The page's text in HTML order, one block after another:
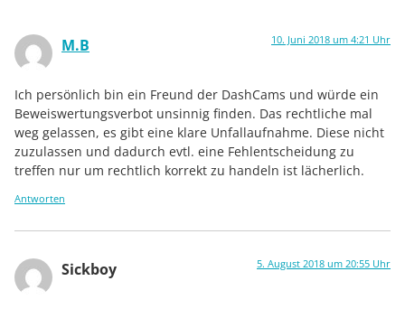
M.B 10. Juni 2018 um 4:21 Uhr
Ich persönlich bin ein Freund der DashCams und würde ein
Beweiswertungsverbot unsinnig finden. Das rechtliche mal
weg gelassen, es gibt eine klare Unfallaufnahme. Diese nicht
zuzulassen und dadurch evtl. eine Fehlentscheidung zu
treffen nur um rechtlich korrekt zu handeln ist lächerlich.
Antworten
Sickboy 5. August 2018 um 20:55 Uhr